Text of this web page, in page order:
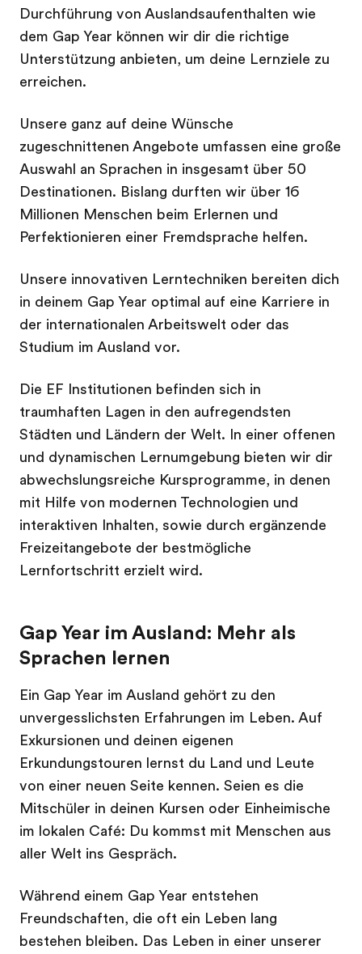
Durchführung von Auslandsaufenthalten wie
dem Gap Year können wir dir die richtige
Unterstützung anbieten, um deine Lernziele zu
erreichen.
Unsere ganz auf deine Wünsche
zugeschnittenen Angebote umfassen eine große
Auswahl an Sprachen in insgesamt über 50
Destinationen. Bislang durften wir über 16
Millionen Menschen beim Erlernen und
Perfektionieren einer Fremdsprache helfen.
Unsere innovativen Lerntechniken bereiten dich
in deinem Gap Year optimal auf eine Karriere in
der internationalen Arbeitswelt oder das
Studium im Ausland vor.
Die EF Institutionen befinden sich in
traumhaften Lagen in den aufregendsten
Städten und Ländern der Welt. In einer offenen
und dynamischen Lernumgebung bieten wir dir
abwechslungsreiche Kursprogramme, in denen
mit Hilfe von modernen Technologien und
interaktiven Inhalten, sowie durch ergänzende
Freizeitangebote der bestmögliche
Lernfortschritt erzielt wird.
Gap Year im Ausland: Mehr als
Sprachen lernen
Ein Gap Year im Ausland gehört zu den
unvergesslichsten Erfahrungen im Leben. Auf
Exkursionen und deinen eigenen
Erkundungstouren lernst du Land und Leute
von einer neuen Seite kennen. Seien es die
Mitschüler in deinen Kursen oder Einheimische
im lokalen Café: Du kommst mit Menschen aus
aller Welt ins Gespräch.
Während einem Gap Year entstehen
Freundschaften, die oft ein Leben lang
bestehen bleiben. Das Leben in einer unserer